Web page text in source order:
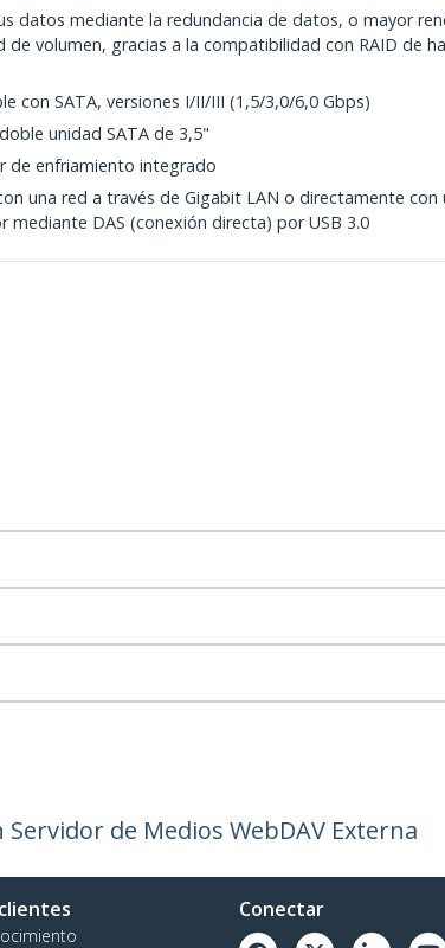
datos mediante la redundancia de datos, o mayor
de volumen, gracias a la compatibilidad con RAID de
con SATA, versiones I/II/III (1,5/3,0/6,0 Gbps)
unidad SATA de 3,5"
de enfriamiento integrado
una red a través de Gigabit LAN o directamente con
mediante DAS (conexión directa) por USB 3.0
Servidor de Medios WebDAV Externa
Conectar